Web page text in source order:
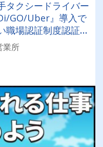
タクシードライバー
GO/Uber』導入で
職場認証制度認証事
してお仕事スター
業所